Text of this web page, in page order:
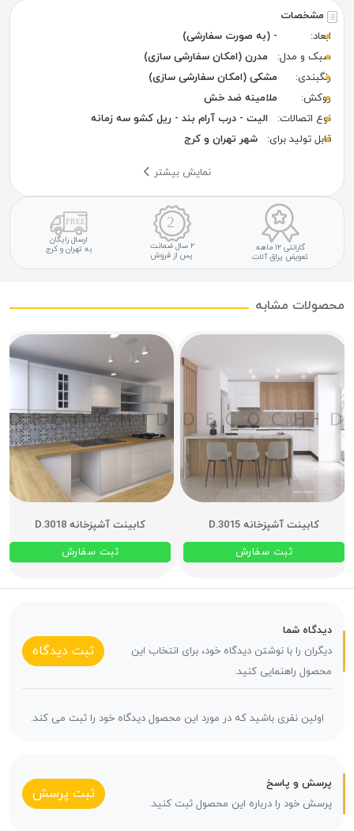
مشخصات
ابعاد:
- (به صورت سفارشی)
سبک و مدل:
مدرن (امکان سفارشی سازی)
رنگبندی:
مشکی (امکان سفارشی سازی)
روکش:
ملامینه ضد خش
نوع اتصالات:
الیت - درب آرام بند - ریل کشو سه زمانه
قابل تولید برای:
شهر تهران و کرج
نمایش بیشتر
گارانتی ۱۲ ماهه
تعویض یراق آلات
۲ سال ضمانت
پس از فروش
ارسال رایگان
به تهران و کرج
محصولات مشابه
کابینت آشپزخانه D.3015
ثبت سفارش
کابینت آشپزخانه D.3018
ثبت سفارش
دیدگاه شما
دیگران را با نوشتن دیدگاه خود، برای انتخاب این
محصول راهنمایی کنید.
ثبت دیدگاه
اولین نفری باشید که در مورد این محصول دیدگاه خود را ثبت می کند.
پرسش و پاسخ
پرسش خود را درباره این محصول ثبت کنید.
ثبت پرسش